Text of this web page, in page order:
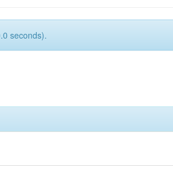
seconds).